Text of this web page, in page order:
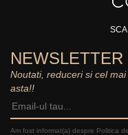
NEWSLETTER
Noutati, reduceri si cel
asta!!
Am fost informat(a) despre Politica